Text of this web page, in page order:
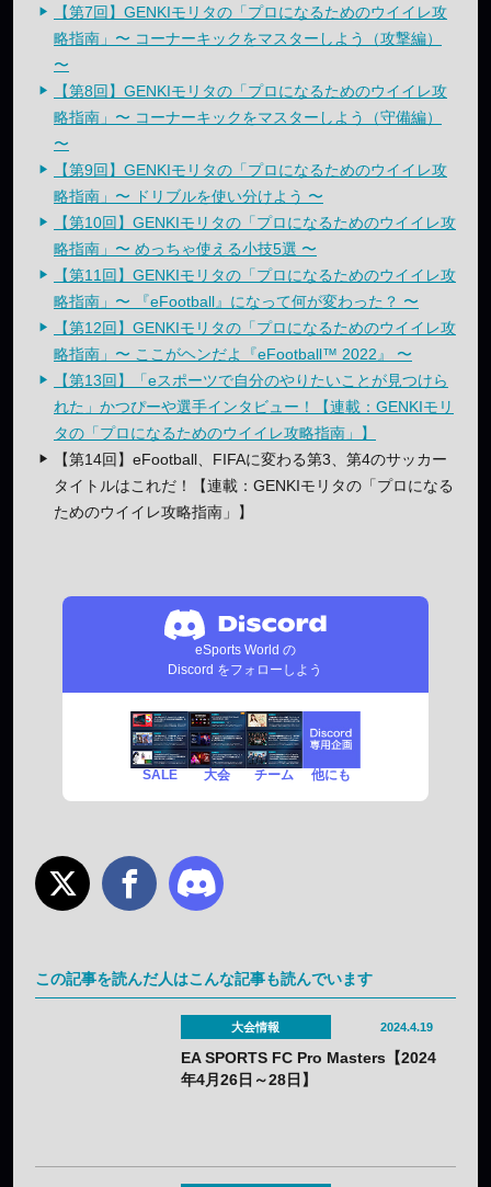
【第7回】GENKIモリタの「プロになるためのウイイレ攻
略指南」〜 コーナーキックをマスターしよう（攻撃編）
〜
【第8回】GENKIモリタの「プロになるためのウイイレ攻
略指南」〜 コーナーキックをマスターしよう（守備編）
〜
【第9回】GENKIモリタの「プロになるためのウイイレ攻
略指南」〜 ドリブルを使い分けよう 〜
【第10回】GENKIモリタの「プロになるためのウイイレ攻
略指南」〜 めっちゃ使える小技5選 〜
【第11回】GENKIモリタの「プロになるためのウイイレ攻
略指南」〜 『eFootball』になって何が変わった？ 〜
【第12回】GENKIモリタの「プロになるためのウイイレ攻
略指南」〜 ここがヘンだよ『eFootball™ 2022』 〜
【第13回】「eスポーツで自分のやりたいことが見つけら
れた」かつぴーや選手インタビュー！【連載：GENKIモリ
タの「プロになるためのウイイレ攻略指南」】
【第14回】eFootball、FIFAに変わる第3、第4のサッカー
タイトルはこれだ！【連載：GENKIモリタの「プロになる
ためのウイイレ攻略指南」】
eSports World の
Discord をフォローしよう
SALE 大会 チーム 他にも
この記事を読んだ人はこんな記事も読んでいます
大会情報 2024.4.19
EA SPORTS FC Pro Masters【2024
年4月26日～28日】